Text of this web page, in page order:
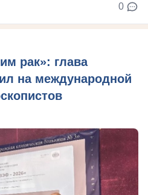
0
рак»: глава
на международной